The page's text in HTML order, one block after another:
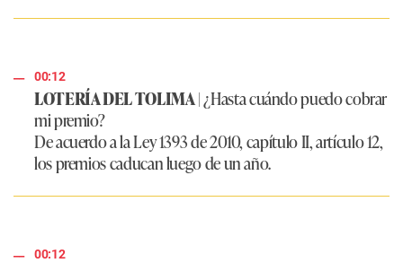
00:12
LOTERÍA DEL TOLIMA|¿Hasta cuándo puedo cobrar
mi premio?
De acuerdo a la Ley 1393 de 2010, capítulo II, artículo 12,
los premios caducan luego de un año.
00:12